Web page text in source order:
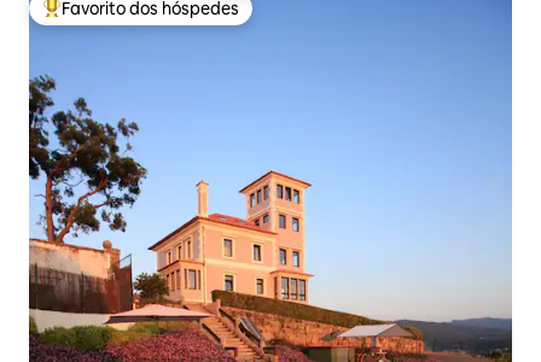
Favoritos dos hóspedes mais apreciados
Favorito dos hóspedes